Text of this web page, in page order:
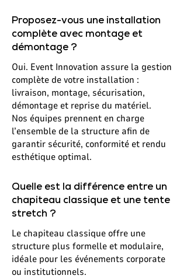
Proposez-vous une installation
complète avec montage et
démontage ?
Oui. Event Innovation assure la gestion
complète de votre installation :
livraison, montage, sécurisation,
démontage et reprise du matériel.
Nos équipes prennent en charge
l’ensemble de la structure afin de
garantir sécurité, conformité et rendu
esthétique optimal.
Quelle est la différence entre un
chapiteau classique et une tente
stretch ?
Le chapiteau classique offre une
structure plus formelle et modulaire,
idéale pour les événements corporate
ou institutionnels.